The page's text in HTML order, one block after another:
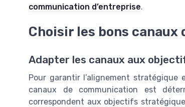
communication d’entreprise.
Choisir les bons
Adapter les canaux aux
Pour garantir l’alignement
canaux de communication est
correspondent aux objectifs